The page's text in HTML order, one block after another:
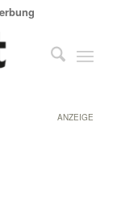
ANZEIGE